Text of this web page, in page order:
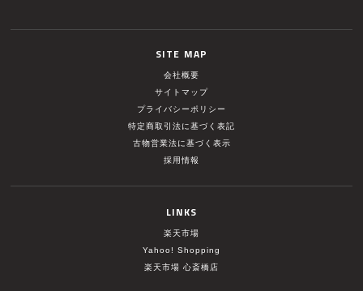
SITE MAP
会社概要
サイトマップ
プライバシーポリシー
特定商取引法に基づく表記
古物営業法に基づく表示
採用情報
LINKS
楽天市場
Yahoo! Shopping
楽天市場 心斎橋店